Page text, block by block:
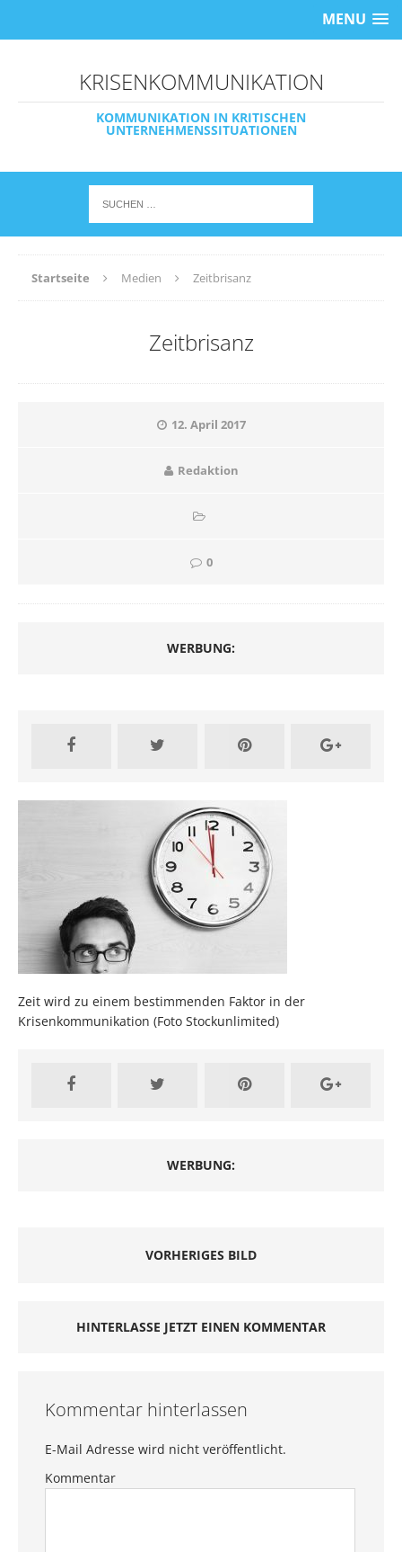
MENU
KRISENKOMMUNIKATION
KOMMUNIKATION IN KRITISCHEN
UNTERNEHMENSSITUATIONEN
Startseite Medien Zeitbrisanz
Zeitbrisanz
12. April 2017
Redaktion
0
WERBUNG:
Zeit wird zu einem bestimmenden Faktor in der
Krisenkommunikation (Foto Stockunlimited)
WERBUNG:
VORHERIGES BILD
HINTERLASSE JETZT EINEN KOMMENTAR
Kommentar hinterlassen
E-Mail Adresse wird nicht veröffentlicht.
Kommentar